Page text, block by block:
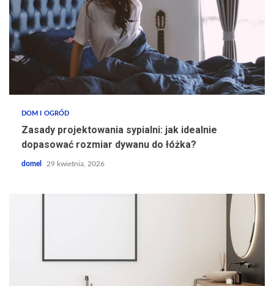
DOM I OGRÓD
Zasady projektowania sypialni: jak idealnie
dopasować rozmiar dywanu do łóżka?
domel 29 kwietnia, 2026